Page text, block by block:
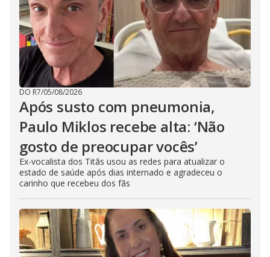
DO R7/05/08/2026
Após susto com pneumonia,
Paulo Miklos recebe alta: ‘Não
gosto de preocupar vocês’
Ex-vocalista dos Titãs usou as redes para atualizar o
estado de saúde após dias internado e agradeceu o
carinho que recebeu dos fãs